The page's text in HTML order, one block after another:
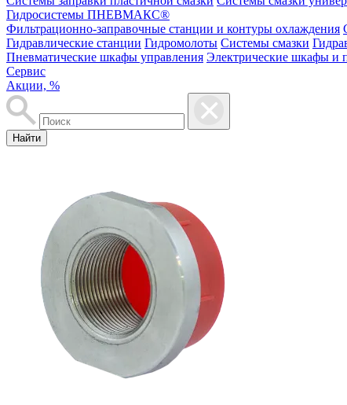
Гидросистемы ПНЕВМАКС®
Фильтрационно-заправочные станции и контуры охлаждения
Гидравлические станции Гидромолоты Системы смазки
Пневматические шкафы управления Электрические шкафы и
Сервис
Акции, %
Найти